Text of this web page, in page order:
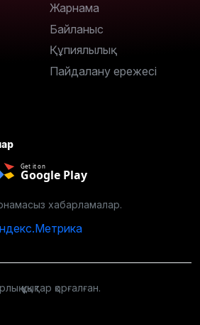
Жарнама
Байланыс
Құпиялылық
Пайдалану ережесі
Get it on
Google Play
хабарламалар.
құқықтар қорғалған.